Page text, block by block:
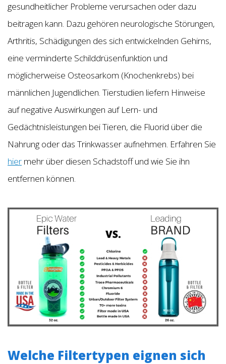
gesundheitlicher Probleme verursachen oder dazu
beitragen kann. Dazu gehören neurologische Störungen,
Arthritis, Schädigungen des sich entwickelnden Gehirns,
eine verminderte Schilddrüsenfunktion und
möglicherweise Osteosarkom (Knochenkrebs) bei
männlichen Jugendlichen. Tierstudien liefern Hinweise
auf negative Auswirkungen auf Lern- und
Gedächtnisleistungen bei Tieren, die Fluorid über die
Nahrung oder das Trinkwasser aufnehmen. Erfahren Sie
hier mehr über diesen Schadstoff und wie Sie ihn
entfernen können.
Welche Filtertypen eignen sich